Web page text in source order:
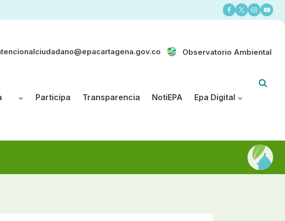
Observatorio Ambiental
Participa Transparencia NotiEPA Epa Digital